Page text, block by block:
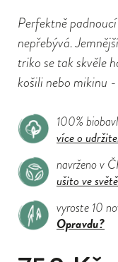
Perfektně
nepřebývá.
triko se tak skvěle
košili nebo mikinu
100%
více o
navrženo v
ušito ve světě
vyroste 10
Opravdu?